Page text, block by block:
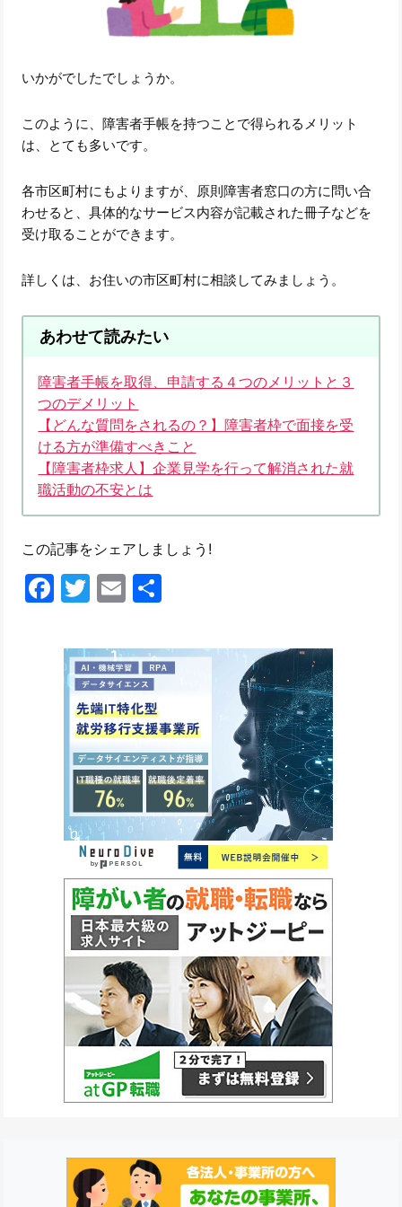
いかがでしたでしょうか。
このように、障害者手帳を持つことで得られるメリット
は、とても多いです。
各市区町村にもよりますが、原則障害者窓口の方に問い合
わせると、具体的なサービス内容が記載された冊子などを
受け取ることができます。
詳しくは、お住いの市区町村に相談してみましょう。
あわせて読みたい
障害者手帳を取得、申請する４つのメリットと３
つのデメリット
【どんな質問をされるの？】障害者枠で面接を受
ける方が準備すべきこと
【障害者枠求人】企業見学を行って解消された就
職活動の不安とは
この記事をシェアしましょう!
Facebook
Twitter
Email